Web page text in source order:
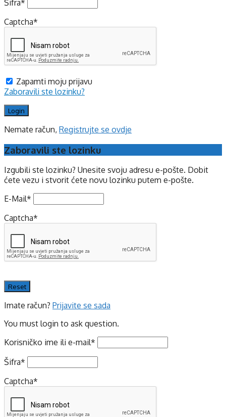
Šifra*
Captcha*
Zapamti moju prijavu
Zaboravili ste lozinku?
Nemate račun, Registrujte se ovdje
Zaboravili ste lozinku
Izgubili ste lozinku? Unesite svoju adresu e-pošte. Dobit
ćete vezu i stvorit ćete novu lozinku putem e-pošte.
E-Mail*
Captcha*
Imate račun? Prijavite se sada
You must login to ask question.
Korisničko ime ili e-mail*
Šifra*
Captcha*